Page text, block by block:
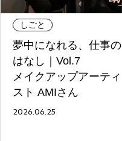
アート＆イベント
しごと
夢中になれる、仕事の
はなし｜Vol.7
メイクアップアーティ
スト AMIさん
2026.06.25